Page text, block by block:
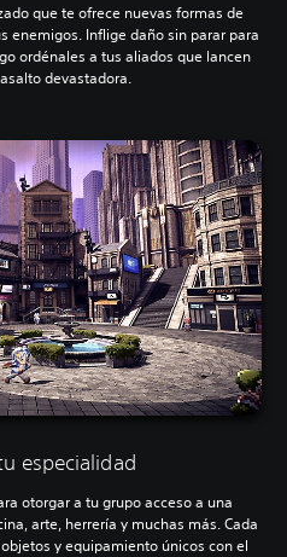
que te ofrece nuevas formas de
enemigos. Inflige daño sin parar para
ordénales a tus aliados que lancen
devastadora.
especialidad
otorgar a tu grupo acceso a una
arte, herrería y muchas más. Cada
y equipamiento únicos con el